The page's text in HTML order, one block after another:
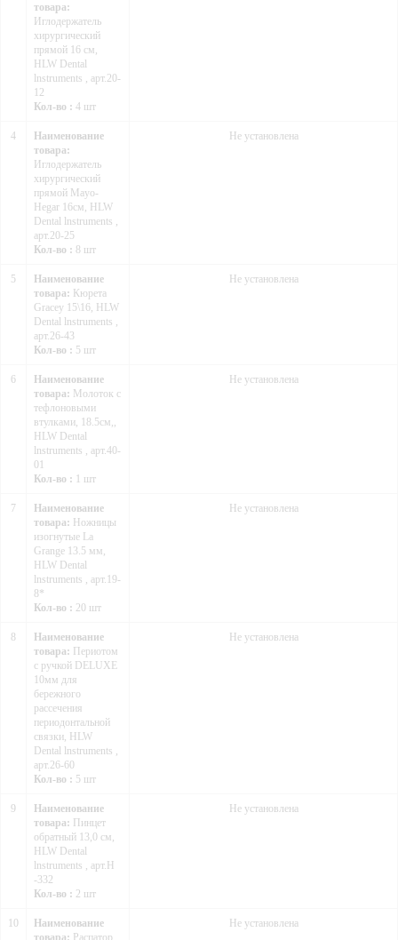
товара:
Иглодержатель
хирургический
прямой 16 см,
HLW Dental
lnstruments , арт.20-
12
Кол-во : 4 шт
4
Наименование
товара:
Иглодержатель
хирургический
прямой Mayo-
Hegar 16см, HLW
Dental lnstruments ,
арт.20-25
Кол-во : 8 шт
Не установлена
5
Наименование
товара: Кюрета
Gracey 15\16, HLW
Dental lnstruments ,
арт.26-43
Кол-во : 5 шт
Не установлена
6
Наименование
товара: Молоток с
тефлоновыми
втулками, 18.5см,,
HLW Dental
lnstruments , арт.40-
01
Кол-во : 1 шт
Не установлена
7
Наименование
товара: Ножницы
изогнутые La
Grange 13.5 мм,
HLW Dental
lnstruments , арт.19-
8*
Кол-во : 20 шт
Не установлена
8
Наименование
товара: Периотом
с ручкой DELUXE
10мм для
бережного
рассечения
периодонтальной
связки, HLW
Dental lnstruments ,
арт.26-60
Кол-во : 5 шт
Не установлена
9
Наименование
товара: Пинцет
обратный 13,0 см,
HLW Dental
lnstruments , арт.Н
-332
Кол-во : 2 шт
Не установлена
10
Наименование
товара: Распатор
Не установлена